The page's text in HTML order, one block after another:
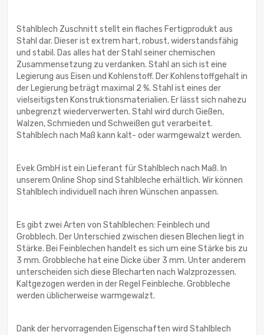
Stahlblech Zuschnitt stellt ein flaches Fertigprodukt aus
Stahl dar. Dieser ist extrem hart, robust, widerstandsfähig
und stabil. Das alles hat der Stahl seiner chemischen
Zusammensetzung zu verdanken. Stahl an sich ist eine
Legierung aus Eisen und Kohlenstoff. Der Kohlenstoffgehalt in
der Legierung beträgt maximal 2 %. Stahl ist eines der
vielseitigsten Konstruktionsmaterialien. Er lässt sich nahezu
unbegrenzt wiederverwerten. Stahl wird durch Gießen,
Walzen, Schmieden und Schweißen gut verarbeitet.
Stahlblech nach Maß kann kalt- oder warmgewalzt werden.
Evek GmbH ist ein Lieferant für Stahlblech nach Maß. In
unserem Online Shop sind Stahlbleche erhältlich. Wir können
Stahlblech individuell nach ihren Wünschen anpassen.
Es gibt zwei Arten von Stahlblechen: Feinblech und
Grobblech. Der Unterschied zwischen diesen Blechen liegt in
Stärke. Bei Feinblechen handelt es sich um eine Stärke bis zu
3 mm. Grobbleche hat eine Dicke über 3 mm. Unter anderem
unterscheiden sich diese Blecharten nach Walzprozessen.
Kaltgezogen werden in der Regel Feinbleche. Grobbleche
werden üblicherweise warmgewalzt.
Dank der hervorragenden Eigenschaften wird Stahlblech